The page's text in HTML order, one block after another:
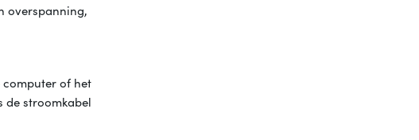
overspanning,
computer of het
de stroomkabel